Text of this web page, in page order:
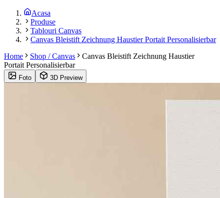
Acasa
Produse
Tablouri Canvas
Canvas Bleistift Zeichnung Haustier Portait Personalisierbar
Home
Shop / Canvas
Canvas Bleistift Zeichnung Haustier
Portait Personalisierbar
Foto 3D Preview